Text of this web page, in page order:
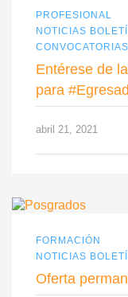
PROFESIONAL
NOTICIAS
Entérese de
para
abril 21, 2021
FORMACIÓN
NOTICIAS
Oferta